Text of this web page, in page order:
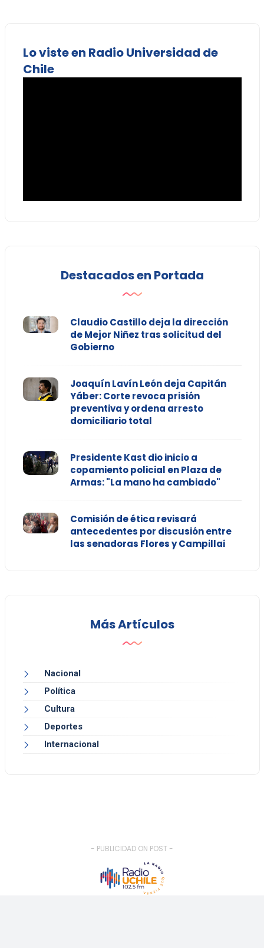
Lo viste en Radio Universidad de
Chile
Destacados en Portada
Claudio Castillo deja la dirección
de Mejor Niñez tras solicitud del
Gobierno
Joaquín Lavín León deja Capitán
Yáber: Corte revoca prisión
preventiva y ordena arresto
domiciliario total
Presidente Kast dio inicio a
copamiento policial en Plaza de
Armas: "La mano ha cambiado"
Comisión de ética revisará
antecedentes por discusión entre
las senadoras Flores y Campillai
Más Artículos
Nacional
Política
Cultura
Deportes
Internacional
- PUBLICIDAD ON POST -